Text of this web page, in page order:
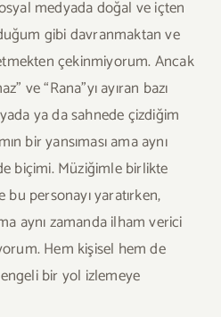
medyada doğal ve içten
gibi davranmaktan ve
çekinmiyorum. Ancak
ve “Rana”yı ayıran bazı
ya da sahnede çizdiğim
bir yansıması ama aynı
biçimi. Müziğimle birlikte
personayı yaratırken,
aynı zamanda ilham verici
Hem kişisel hem de
bir yol izlemeye